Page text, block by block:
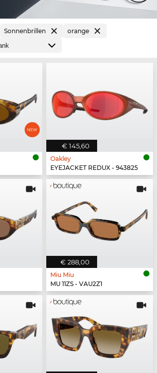
Sonnenbrillen orange
€ 145,60
Oakley
EYEJACKET REDUX - 943825
€ 288,00
Miu Miu
MU 11ZS - VAU2Z1